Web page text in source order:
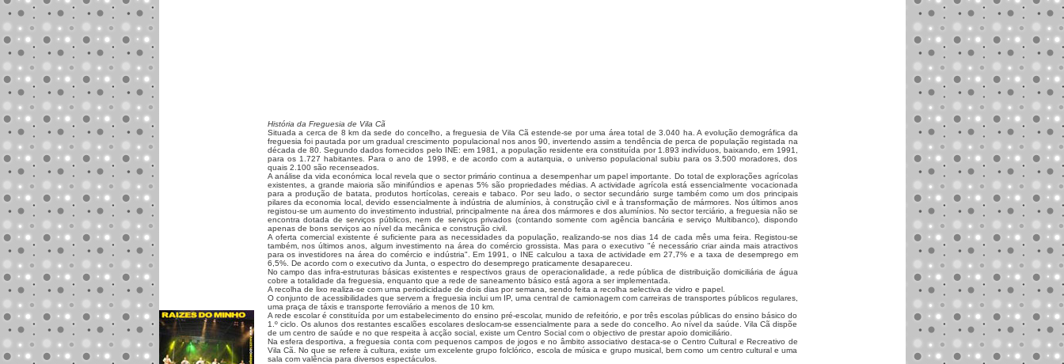
História da Freguesia de Vila Cã
Situada a cerca de 8 km da sede do concelho, a freguesia de Vila Cã estende-se por uma área total de 3.040 ha. A evolução demográfica da
freguesia foi pautada por um gradual crescimento populacional nos anos 90, invertendo assim a tendência de perca de população registada na
década de 80. Segundo dados fornecidos pelo INE: em 1981, a população residente era constituída por 1.893 indivíduos, baixando, em 1991,
para os 1.727 habitantes. Para o ano de 1998, e de acordo com a autarquia, o universo populacional subiu para os 3.500 moradores, dos
quais 2.100 são recenseados.
A análise da vida económica local revela que o sector primário conti­nua a desempenhar um papel importante. Do total de explorações agrícolas
existentes, a grande maioria são minifúndios e apenas 5% são proprie­dades médias. A actividade agrícola está essencialmente vocacionada
para a produção de batata, produtos hortícolas, cereais e tabaco. Por seu lado, o sector secundário surge também como um dos principais
pilares da economia local, devido essencialmente à indústria de alumínios, à cons­trução civil e à transformação de mármores. Nos últimos anos
registou-se um aumento do investimento industrial, principalmente na área dos már­mores e dos alumínios. No sector terciário, a freguesia não se
encontra dotada de serviços públicos, nem de serviços privados (contando somente com agência bancária e serviço Multibanco), dispondo
apenas de bons serviços ao nível da mecânica e construção civil.
A oferta comercial existente é suficiente para as necessidades da popu­lação, realizando-se nos dias 14 de cada mês uma feira. Registou-se
também, nos últimos anos, algum investimento na área do comércio grossista. Mas para o executivo "é necessário criar ainda mais atractivos
para os investidores na área do comércio e indústria". Em 1991, o INE calculou a taxa de activi­dade em 27,7% e a taxa de desemprego em
6,5%. De acordo com o executi­vo da Junta, o espectro do desemprego praticamente desapareceu.
No campo das infra-estruturas básicas existentes e respectivos graus de operacionalidade, a rede pública de distribuição domiciliária de água
cobre a totalidade da freguesia, enquanto que a rede de saneamento básico está agora a ser implementada.
A recolha de lixo realiza-se com uma periodicidade de dois dias por semana, sendo feita a recolha selectiva de vidro e papel.
O conjunto de acessibilidades que servem a freguesia inclui um IP, uma central de camionagem com carreiras de transportes públicos regu­lares,
uma praça de táxis e transporte ferroviário a menos de 10 km.
A rede escolar é constituída por um estabelecimento do ensino pré-escolar, munido de refeitório, e por três escolas públicas do ensino bási­co do
1.º ciclo. Os alunos dos restantes escalões escolares deslocam-se essencialmente para a sede do concelho. Ao nível da saúde. Vila Cã dispõe
de um centro de saúde e no que respeita à acção social, existe um Centro Social com o objectivo de prestar apoio domiciliário.
Na esfera desportiva, a freguesia conta com pequenos cam­pos de jogos e no âm­bito associativo des­taca-se o Centro Cul­tural e Recreativo de
Vila Cã. No que se refere à cultura, existe um excelente grupo folclórico, escola de música e grupo musical, bem como um centro cultural e uma
sala com valência para diversos espectáculos.